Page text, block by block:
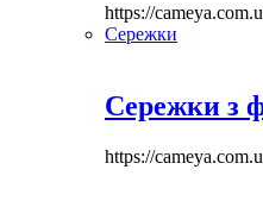
https://
Сережки
Сережки з
https://